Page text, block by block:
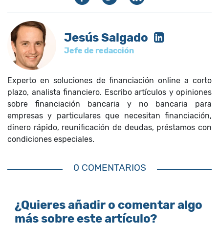
Jesús Salgado
Jefe de redacción
Experto en soluciones de financiación online a corto
plazo, analista financiero. Escribo artículos y opiniones
sobre financiación bancaria y no bancaria para
empresas y particulares que necesitan financiación,
dinero rápido, reunificación de deudas, préstamos con
condiciones especiales.
0 COMENTARIOS
¿Quieres añadir o comentar algo
más sobre este artículo?